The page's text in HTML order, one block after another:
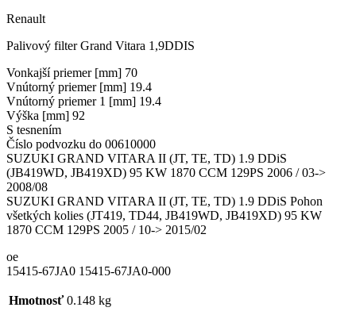
Renault
Palivový filter Grand Vitara 1,9DDIS
Vonkajší priemer [mm] 70
Vnútorný priemer [mm] 19.4
Vnútorný priemer 1 [mm] 19.4
Výška [mm] 92
S tesnením
Číslo podvozku do 00610000
SUZUKI GRAND VITARA II (JT, TE, TD) 1.9 DDiS
(JB419WD, JB419XD) 95 KW 1870 CCM 129PS 2006 / 03->
2008/08
SUZUKI GRAND VITARA II (JT, TE, TD) 1.9 DDiS Pohon
všetkých kolies (JT419, TD44, JB419WD, JB419XD) 95 KW
1870 CCM 129PS 2005 / 10-> 2015/02
oe
15415-67JA0 15415-67JA0-000
Hmotnosť 0.148 kg